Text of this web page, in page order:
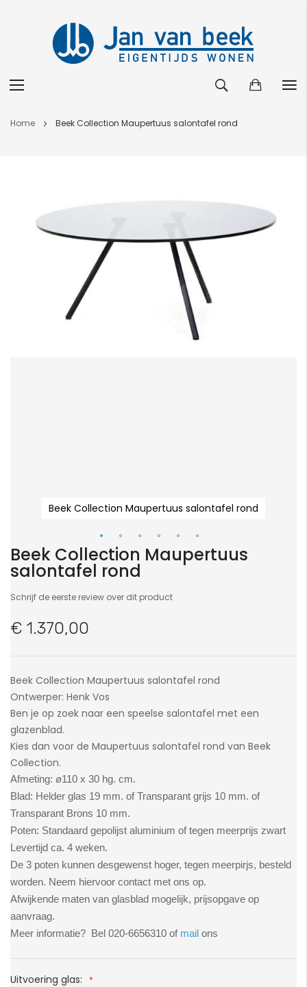
Ga
Home Beek Collection Maupertuus salontafel rond
Beek Collection Maupertuus salontafel rond
Ga
naar
begin
van
de
Beek Collection Maupertuus
salontafel rond
Schrijf de eerste review over dit product
€ 1.370,00
Beek Collection Maupertuus salontafel rond
Ontwerper: Henk Vos
Ben je op zoek naar een speelse salontafel met een
glazenblad.
Kies dan voor de Maupertuus salontafel rond van Beek
Collection.
Afmeting: ø110 x 30 hg. cm.
Blad: Helder glas 19 mm. of Transparant grijs 10 mm. of
Transparant Brons 10 mm.
Poten: Standaard gepolijst aluminium of tegen meerprijs zwart
Levertijd ca. 4 weken.
De 3 poten kunnen desgewenst hoger, tegen meerpirjs, besteld
worden. Neem hiervoor contact met ons op.
Afwijkende maten van glasblad mogelijk, prijsopgave op
aanvraag.
Meer informatie?
Bel 020-6656310 of mail ons
Uitvoering glas: